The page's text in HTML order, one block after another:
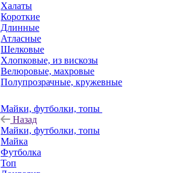
Халаты
Короткие
Длинные
Атласные
Шелковые
Хлопковые, из вискозы
Велюровые, махровые
Полупрозрачные, кружевные
Майки, футболки, топы
Назад
Майки, футболки, топы
Майка
Футболка
Топ